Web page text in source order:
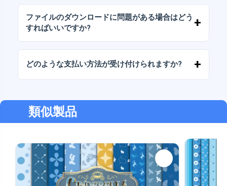
ます。お気軽にお問い合わせいただき、ご希望
をお伝えください。
ファイルのダウンロードに問題がある場合はどう
すればいいですか?
さい。追加料金なしでファイルの回復をお手伝
いいたします。
どのような支払い方法が受け付けられますか?
る支払い方法に対応しています。
類似製品